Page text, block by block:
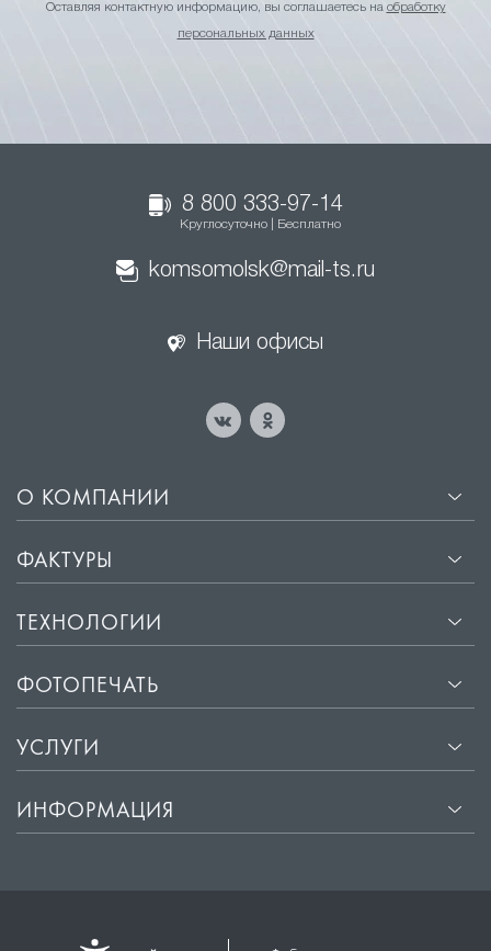
Оставляя контактную информацию, вы соглашаетесь на обработку
персональных данных
8 800 333-97-14
Круглосуточно | Бесплатно
komsomolsk@mail-ts.ru
Наши офисы
О КОМПАНИИ
ФАКТУРЫ
ТЕХНОЛОГИИ
ФОТОПЕЧАТЬ
УСЛУГИ
ИНФОРМАЦИЯ